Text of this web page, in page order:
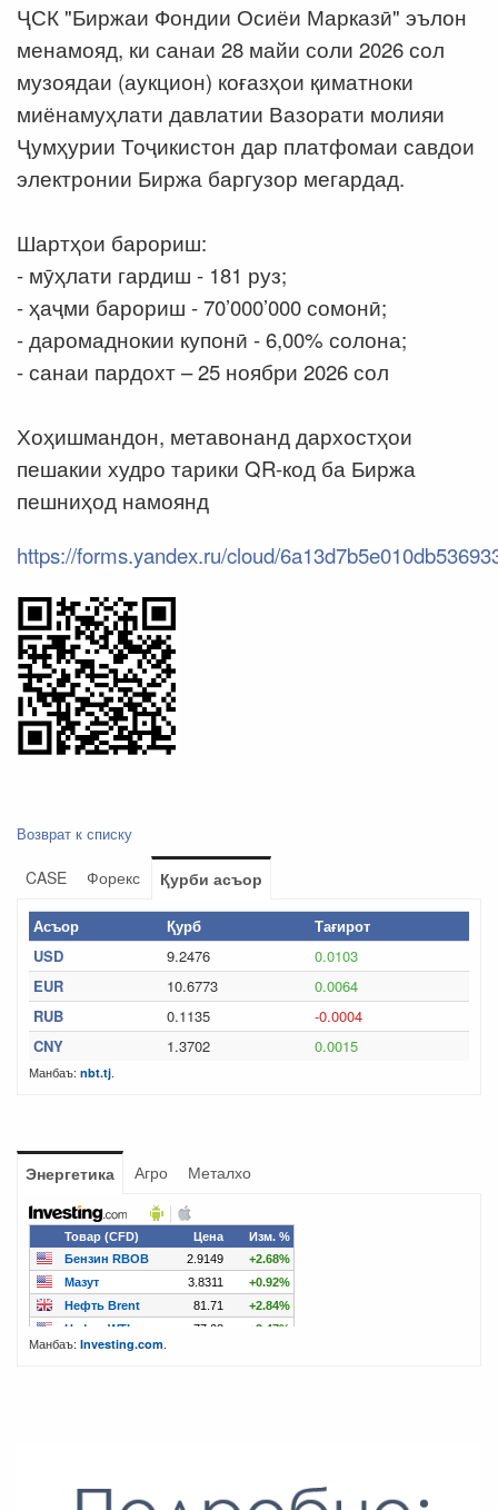
ҶСК "Биржаи Фондии Осиёи Марказӣ" эълон
менамояд, ки санаи 28 майи соли 2026 сол
музоядаи (аукцион) коғазҳои қиматноки
миёнамуҳлати давлатии Вазорати молияи
Ҷумҳурии Тоҷикистон дар платфомаи савдои
электронии Биржа баргузор мегардад.
Шартҳои барориш:
- мӯҳлати гардиш - 181 руз;
- ҳаҷми барориш - 70’000’000 сомонӣ;
- даромаднокии купонӣ - 6,00% солона;
- санаи пардохт – 25 ноябри 2026 сол
Хоҳишмандон, метавонанд дархостҳои
пешакии худро тарики QR-код ба Биржа
пешниҳод намоянд
https://forms.yandex.ru/cloud/
Возврат к списку
CASE Форекс Қурби асъор
Асъор Қурб
Тағирот
USD
9.2476
0.0103
EUR
10.6773
0.0064
RUB
0.1135
-0.0004
CNY
1.3702 0.0015
Манбаъ: nbt.tj.
Энергетика Агро Металхо
Манбаъ: Investing.com.